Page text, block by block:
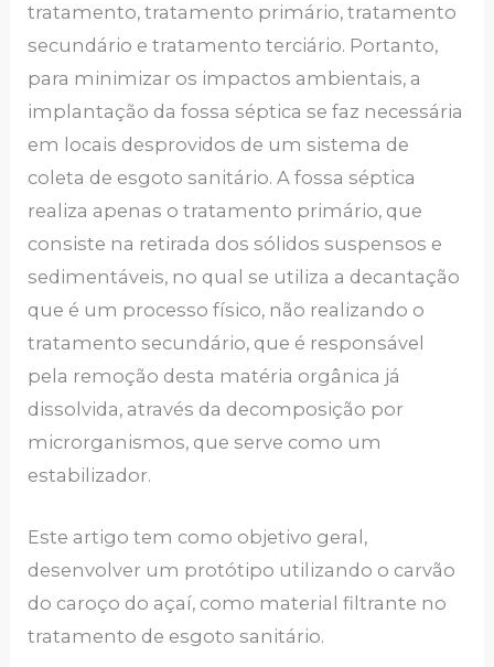
tratamento, tratamento primário, tratamento
secundário e tratamento terciário. Portanto,
para minimizar os impactos ambientais, a
implantação da fossa séptica se faz necessária
em locais desprovidos de um sistema de
coleta de esgoto sanitário. A fossa séptica
realiza apenas o tratamento primário, que
consiste na retirada dos sólidos suspensos e
sedimentáveis, no qual se utiliza a decantação
que é um processo físico, não realizando o
tratamento secundário, que é responsável
pela remoção desta matéria orgânica já
dissolvida, através da decomposição por
microrganismos, que serve como um
estabilizador.
Este artigo tem como objetivo geral,
desenvolver um protótipo utilizando o carvão
do caroço do açaí, como material filtrante no
tratamento de esgoto sanitário.